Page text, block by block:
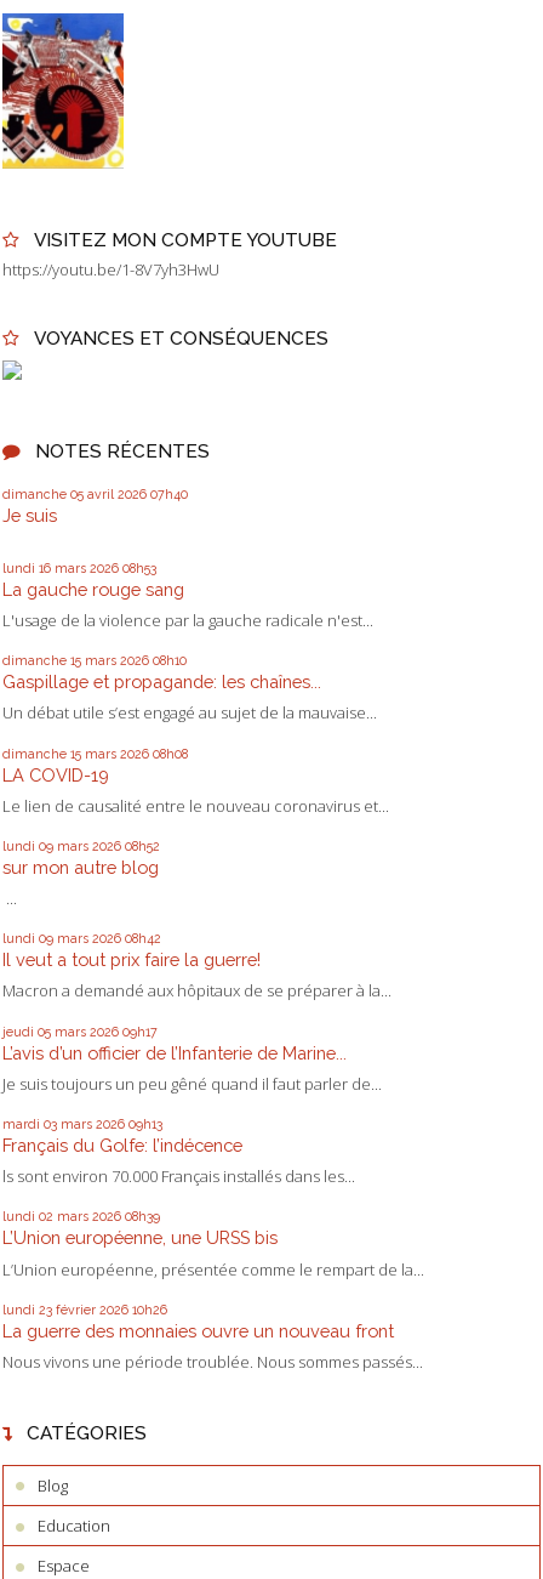
VISITEZ MON COMPTE YOUTUBE
https://youtu.be/1-8V7yh3HwU
VOYANCES ET CONSÉQUENCES
NOTES RÉCENTES
dimanche 05 avril 2026 07h40
Je suis
lundi 16 mars 2026 08h53
La gauche rouge sang
L'usage de la violence par la gauche radicale n'est...
dimanche 15 mars 2026 08h10
Gaspillage et propagande: les chaînes...
Un débat utile s’est engagé au sujet de la mauvaise...
dimanche 15 mars 2026 08h08
LA COVID-19
Le lien de causalité entre le nouveau coronavirus et...
lundi 09 mars 2026 08h52
sur mon autre blog
...
lundi 09 mars 2026 08h42
Il veut a tout prix faire la guerre!
Macron a demandé aux hôpitaux de se préparer à la...
jeudi 05 mars 2026 09h17
L’avis d’un officier de l’Infanterie de Marine...
Je suis toujours un peu gêné quand il faut parler de...
mardi 03 mars 2026 09h13
Français du Golfe: l’indécence
ls sont environ 70.000 Français installés dans les...
lundi 02 mars 2026 08h39
L’Union européenne, une URSS bis
L’Union européenne, présentée comme le rempart de la...
lundi 23 février 2026 10h26
La guerre des monnaies ouvre un nouveau front
Nous vivons une période troublée. Nous sommes passés...
CATÉGORIES
Blog
Education
Espace